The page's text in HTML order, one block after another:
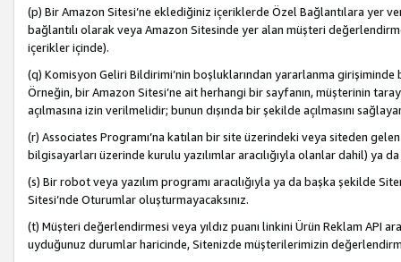
(p) Bir Amazon Sitesi’ne eklediğiniz içeriklerde Özel Bağlantılara yer
bağlantılı olarak veya Amazon Sitesinde yer alan müşteri
içerikler içinde).
(q) Komisyon Geliri Bildirimi’nin boşluklarından yararlanma
Örneğin, bir Amazon Sitesi’ne ait herhangi bir sayfanın, müşterinin
açılmasına izin verilmelidir; bunun dışında bir şekilde açılmasını
(r) Associates Programı’na katılan bir site üzerindeki veya siteden
bilgisayarları üzerinde kurulu yazılımlar aracılığıyla olanlar dahil) ya
(s) Bir robot veya yazılım programı aracılığıyla ya da başka şekilde
Sitesi’nde Oturumlar oluşturmayacaksınız.
(t) Müşteri değerlendirmesi veya yıldız puanı linkini Ürün Reklam API
uyduğunuz durumlar haricinde, Sitenizde müşterilerimizin